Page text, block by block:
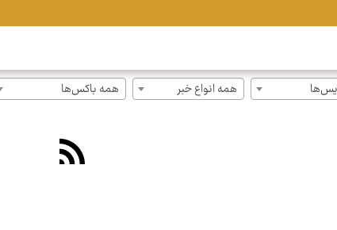
همه انواع خبر همه باکس‌ها